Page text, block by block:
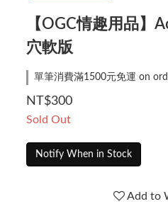
【OGC情趣用品】
穴軟版
單筆消費滿1500元免運 on
NT$300
Sold Out
Notify When in Stock
Add to